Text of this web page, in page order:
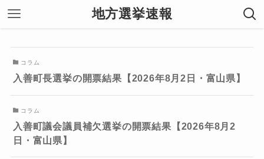
地方選挙速報
コラム
入善町長選挙の開票結果【2026年8月2日・富山県】
コラム
入善町議会議員補欠選挙の開票結果【2026年8月2
日・富山県】